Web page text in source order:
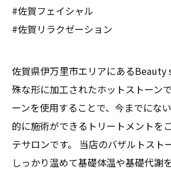
#佐賀フェイシャル
#佐賀リラクゼーション
佐賀県伊万里市エリアにある
殊な形に加工されたホットストーン
ーンを使用することで、今までにな
的に施術ができるトリートメントを
テサロンです。 当店のバザルトスト
しっかり温めて基礎体温や基礎代謝